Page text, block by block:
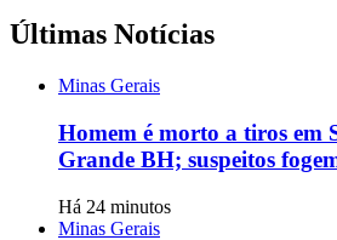
Últimas Notícias
Minas Gerais
Homem é morto a tiros em
Grande BH; suspeitos
Há 24 minutos
Minas Gerais